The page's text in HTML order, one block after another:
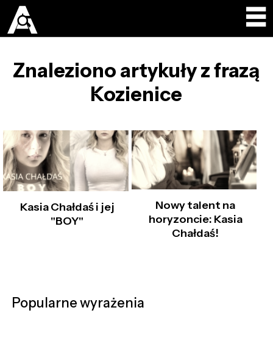
Znaleziono artykuły z frazą
Kozienice
Kasia Chałdaś i jej
"BOY"
Nowy talent na
horyzoncie: Kasia
Chałdaś!
Popularne wyrażenia